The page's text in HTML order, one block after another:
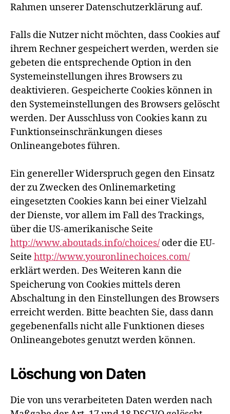
Rahmen unserer Datenschutzerklärung auf.
Falls die Nutzer nicht möchten, dass Cookies auf
ihrem Rechner gespeichert werden, werden sie
gebeten die entsprechende Option in den
Systemeinstellungen ihres Browsers zu
deaktivieren. Gespeicherte Cookies können in
den Systemeinstellungen des Browsers gelöscht
werden. Der Ausschluss von Cookies kann zu
Funktionseinschränkungen dieses
Onlineangebotes führen.
Ein genereller Widerspruch gegen den Einsatz
der zu Zwecken des Onlinemarketing
eingesetzten Cookies kann bei einer Vielzahl
der Dienste, vor allem im Fall des Trackings,
über die US-amerikanische Seite
http://www.aboutads.info/choices/ oder die EU-
Seite http://www.youronlinechoices.com/
erklärt werden. Des Weiteren kann die
Speicherung von Cookies mittels deren
Abschaltung in den Einstellungen des Browsers
erreicht werden. Bitte beachten Sie, dass dann
gegebenenfalls nicht alle Funktionen dieses
Onlineangebotes genutzt werden können.
Löschung von Daten
Die von uns verarbeiteten Daten werden nach